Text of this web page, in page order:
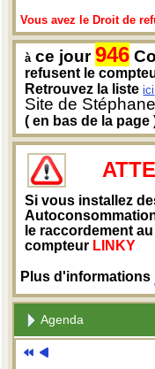
Vous avez le Droit de
à ce jour946
refusent le
Retrouvez la listeici
Site de
( en bas de la page
Si vous installez
le raccordement
compteur LINKY
Plus d'informations
Agenda